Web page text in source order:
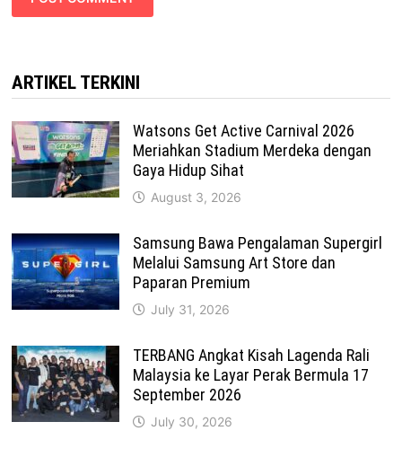
ARTIKEL TERKINI
Watsons Get Active Carnival 2026
Meriahkan Stadium Merdeka dengan
Gaya Hidup Sihat
August 3, 2026
Samsung Bawa Pengalaman Supergirl
Melalui Samsung Art Store dan
Paparan Premium
July 31, 2026
TERBANG Angkat Kisah Lagenda Rali
Malaysia ke Layar Perak Bermula 17
September 2026
July 30, 2026